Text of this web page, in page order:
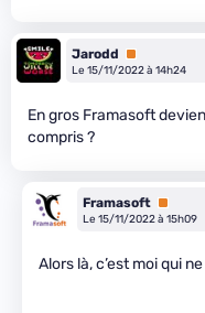
Jarodd
Premium
Le 15/11/2022 à 14h24
En gros Framasoft
compris ?
Framasoft Premium
Le 15/11/2022 à 15h09
Alors là, c’est moi qui